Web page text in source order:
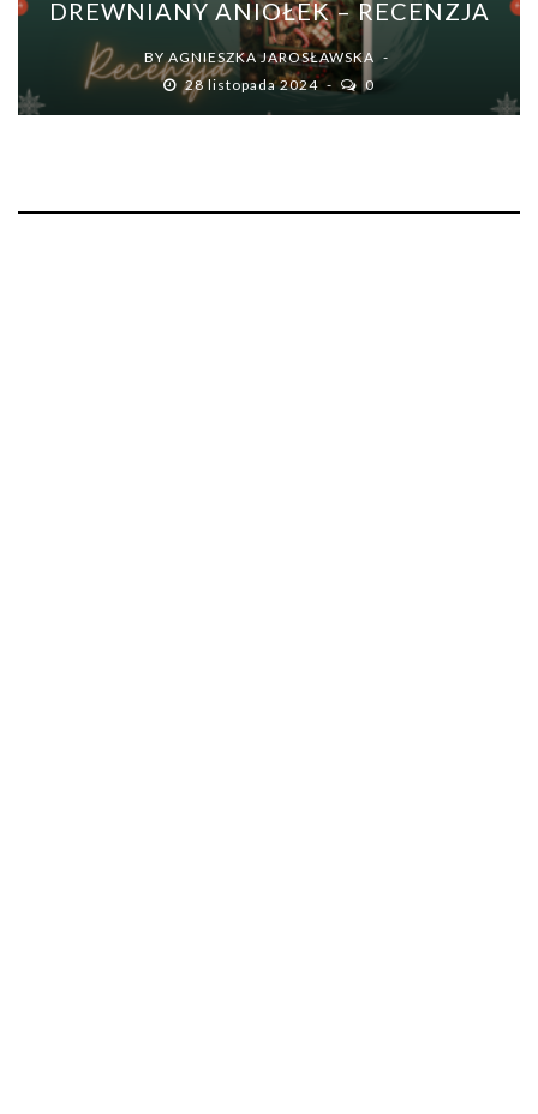
DREWNIANY ANIOŁEK – RECENZJA
BYAGNIESZKA JAROSŁAWSKA
28 listopada 2024
0